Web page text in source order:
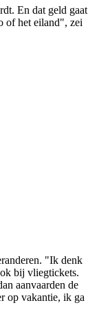
En dat geld gaat
of het eiland", zei
"Ik denk
bij vliegtickets.
aanvaarden de
op vakantie, ik ga